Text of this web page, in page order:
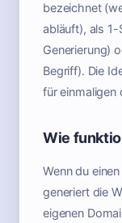
bezeichnet
abläuft), als
Generierung)
Begriff). Die
für einmaligen
Wie
Wenn du
generiert die
eigenen